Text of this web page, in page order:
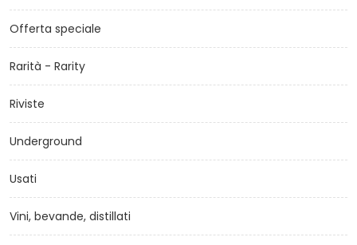
Offerta speciale
Rarità - Rarity
Riviste
Underground
Usati
Vini, bevande, distillati